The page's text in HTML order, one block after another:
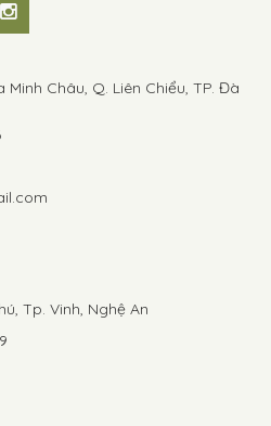
Minh Châu, Q. Liên Chiểu, TP. Đà
Tp. Vinh, Nghệ An